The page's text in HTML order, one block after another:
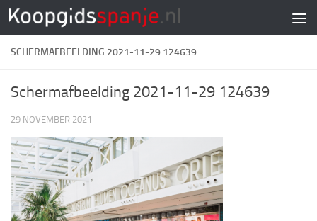
Doorgaan naar inhoud
SCHERMAFBEELDING 2021-11-29 124639
Schermafbeelding 2021-11-29 124639
29 NOVEMBER 2021